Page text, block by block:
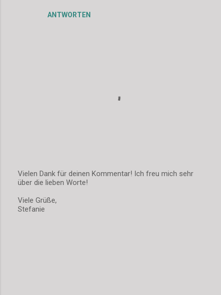
ANTWORTEN
K
m
m
Vielen Dank für deinen Kommentar! Ich freu mich sehr
über die lieben Worte!
Viele Grüße,
Stefanie